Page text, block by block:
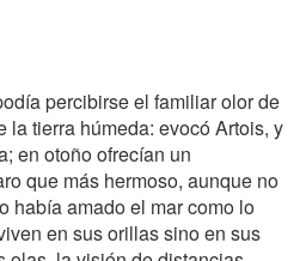
percibirse el familiar olor de
la tierra húmeda: evocó Artois, y
en otoño ofrecían un
que más hermoso, aunque no
había amado el mar como lo
en sus orillas sino en sus